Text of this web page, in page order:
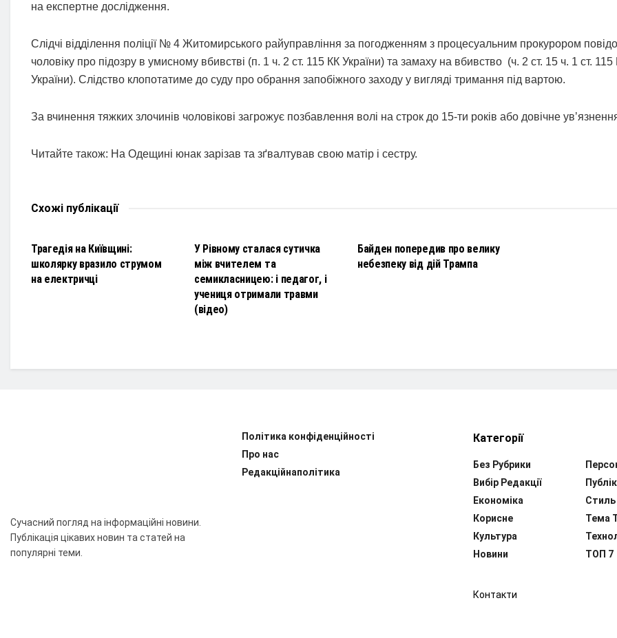
на експертне дослідження.
Слідчі відділення поліції № 4 Житомирського райуправління за погодженням з процесуальним прокурором
чоловіку про підозру в умисному вбивстві (п. 1 ч. 2 ст. 115 КК України) та замаху на вбивство (ч. 2 ст. 15 ч. 1 ст. 115
України). Слідство клопотатиме до суду про обрання запобіжного заходу у вигляді тримання під вартою.
За вчинення тяжких злочинів чоловікові загрожує позбавлення волі на строк до 15-ти років або довічне
Читайте також: На Одещині юнак зарізав та зґвалтував свою матір і сестру.
Схожі публікації
Трагедія на Київщині:
школярку вразило струмом
на електричці
У Рівному сталася сутичка
між вчителем та
семикласницею: і педагог, і
учениця отримали травми
(відео)
Байден попередив про велику
небезпеку від дій Трампа
Сучасний погляд на інформаційні новини.
Публікація цікавих новин та статей на
популярні теми.
Політика конфіденційності
Про нас
Редакційнаполітика
Категорії
Без Рубрики
Вибір Редакції
Економіка
Корисне
Культура
Новини
Тема
ТОП 7
Контакти